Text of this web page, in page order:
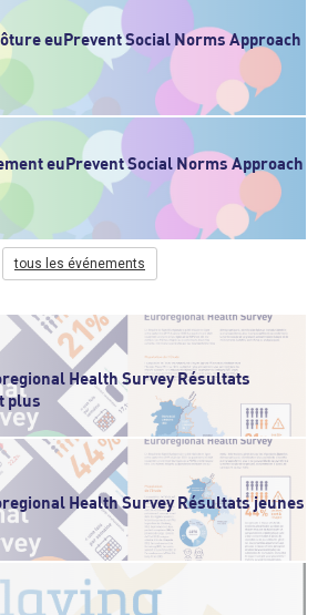
euPrevent Social Norms Approach
euPrevent Social Norms Approach
tous les événements
Health Survey Résultats
plus
Health Survey Résultats jeunes